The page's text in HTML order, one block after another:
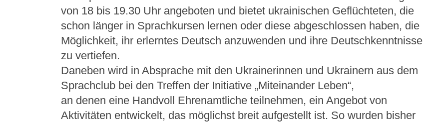
von 18 bis 19.30 Uhr angeboten und bietet ukrainischen Geflüchteten, die
schon länger in Sprachkursen lernen oder diese abgeschlossen haben, die
Möglichkeit, ihr erlerntes Deutsch anzuwenden und ihre Deutschkenntnisse
zu vertiefen.
Daneben wird in Absprache mit den Ukrainerinnen und Ukrainern aus dem
Sprachclub bei den Treffen der Initiative „Miteinander Leben“,
an denen eine Handvoll Ehrenamtliche teilnehmen, ein Angebot von
Aktivitäten entwickelt, das möglichst breit aufgestellt ist. So wurden bisher